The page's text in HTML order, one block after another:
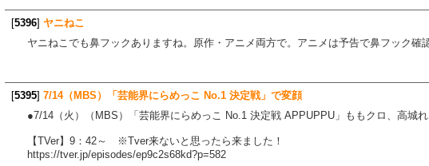
[5396] ヤニねこ
ヤニねこでも鼻フックありますね。原作・アニメ両方で。アニメは予告で鼻フック確
[5395] 7/14（MBS）「芸能界にらめっこ No.1 決定戦」で変顔
●7/14（火）（MBS）「芸能界にらめっこ No.1 決定戦 APPUPPU」ももクロ、高城
【TVer】9：42～ ※Tver来ないと思ったら来ました！
https://tver.jp/episodes/ep9c2s68kd?p=582